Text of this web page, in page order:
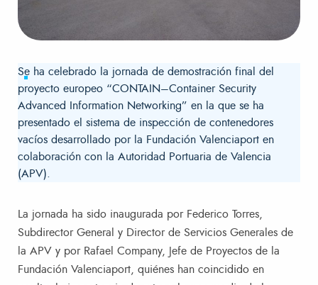
​Se ha celebrado la jornada de demostración final del
proyecto europeo “CONTAIN–Container Security
Advanced Information Networking” en la que se ha
presentado el sistema de inspección de contenedores
vacíos desarrollado por la Fundación Valenciaport en
colaboración con la Autoridad Portuaria de Valencia
(APV).
La jornada ha sido inaugurada por Federico Torres,
Subdirector General y Director de Servicios Generales de
la APV y por Rafael Company, Jefe de Proyectos de la
Fundación Valenciaport, quiénes han coincidido en